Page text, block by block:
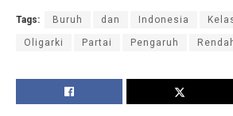
Tags: Buruh dan Indonesia
Oligarki Partai Pengaruh